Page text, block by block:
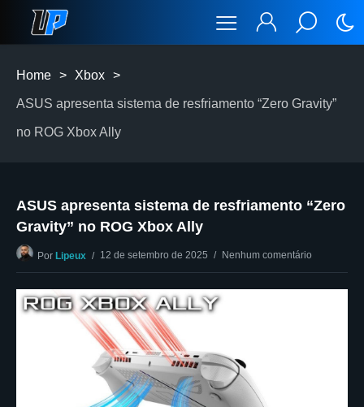
Home > Xbox >
ASUS apresenta sistema de resfriamento “Zero Gravity”
no ROG Xbox Ally
ASUS apresenta sistema de resfriamento “Zero
Gravity” no ROG Xbox Ally
Por Lipeux 12 de setembro de 2025 Nenhum comentário